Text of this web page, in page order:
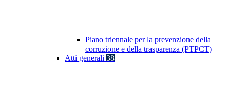
Piano triennale per la prevenzione della
corruzione e della trasparenza (PTPCT)
Atti generali 38